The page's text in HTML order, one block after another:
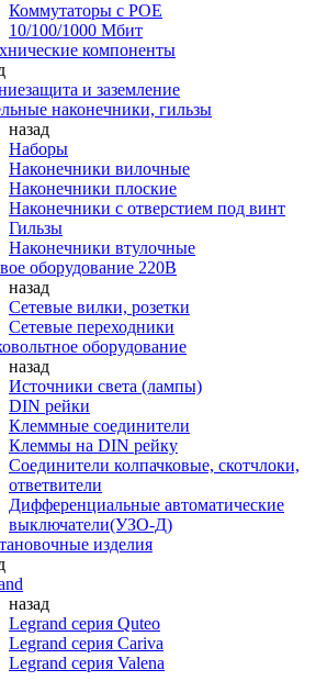
Коммутаторы c POE
10/100/1000 Мбит
компоненты
и заземление
наконечники, гильзы
назад
Наборы
Наконечники вилочные
Наконечники плоские
Наконечники с отверстием под винт
Гильзы
Наконечники втулочные
оборудование 220В
назад
Сетевые вилки, розетки
Сетевые переходники
оборудование
назад
Источники света (лампы)
DIN рейки
Клеммные соединители
Клеммы на DIN рейку
Соединители колпачковые, скотчлоки,
ответвители
Дифференциальные автоматические
выключатели(УЗО-Д)
изделия
назад
Legrand серия Quteo
Legrand серия Cariva
Legrand серия Valena